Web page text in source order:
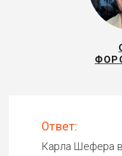
Ответ:
Карла Шефера